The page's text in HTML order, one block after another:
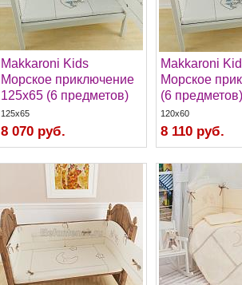
Makkaroni Kids
Морское приключение
125х65 (6 предметов)
Makkaroni
Морское
(6 предметов)
125x65 120x60
8 070 руб. 8 110 руб.